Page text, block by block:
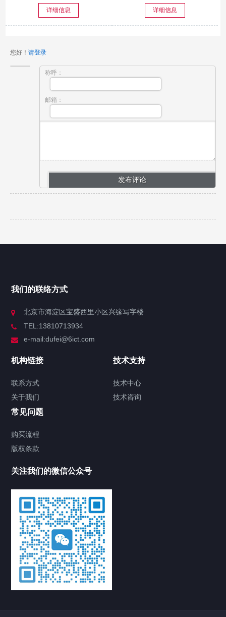
详细信息 详细信息
您好！ 请登录
称呼：
邮箱：
我们的联络方式
北京市海淀区宝盛西里小区兴缘写字楼
TEL:13810713934
e-mail:dufei@6ict.com
机构链接
联系方式
关于我们
技术支持
技术中心
技术咨询
常见问题
购买流程
版权条款
关注我们的微信公众号